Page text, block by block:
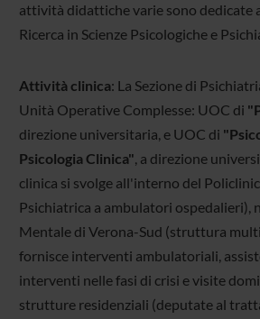
attività didattiche varie sono dedicate
Ricerca in Scienze Psicologiche e
Attività clinica: La Sezione di
Unità Operative Complesse: UOC di
direzione universitaria, e UOC di
Psicologia Clinica", a direzione
clinica si svolge all'interno del
Psichiatrica a ambulatori ospedalieri),
Mentale di Verona-Sud (struttura
fornisce interventi ambulatoriali,
interventi nelle fasi di crisi e visite
strutture residenziali (deputate al